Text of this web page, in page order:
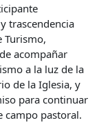
trascendencia
Turismo,
acompañar
a la luz de la
de la Iglesia, y
para continuar
campo pastoral.